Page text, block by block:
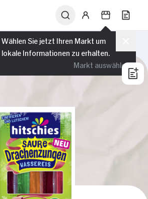
Wählen Sie jetzt Ihren Markt um
lokale Informationen zu erhalten.
Markt auswählen